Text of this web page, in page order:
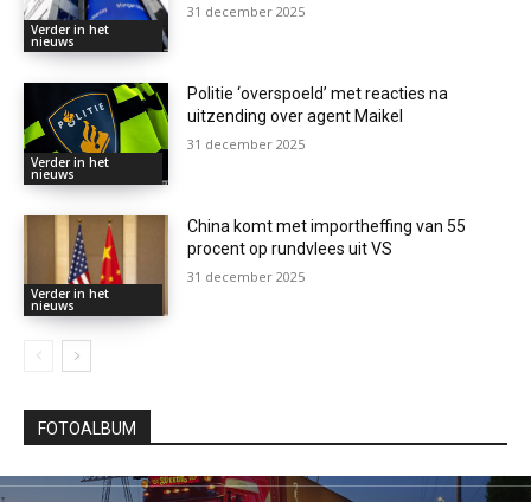
Verder in het
nieuws
31 december 2025
Verder in het
nieuws
Politie ‘overspoeld’ met reacties na
uitzending over agent Maikel
31 december 2025
Verder in het
nieuws
China komt met importheffing van 55
procent op rundvlees uit VS
31 december 2025
FOTOALBUM